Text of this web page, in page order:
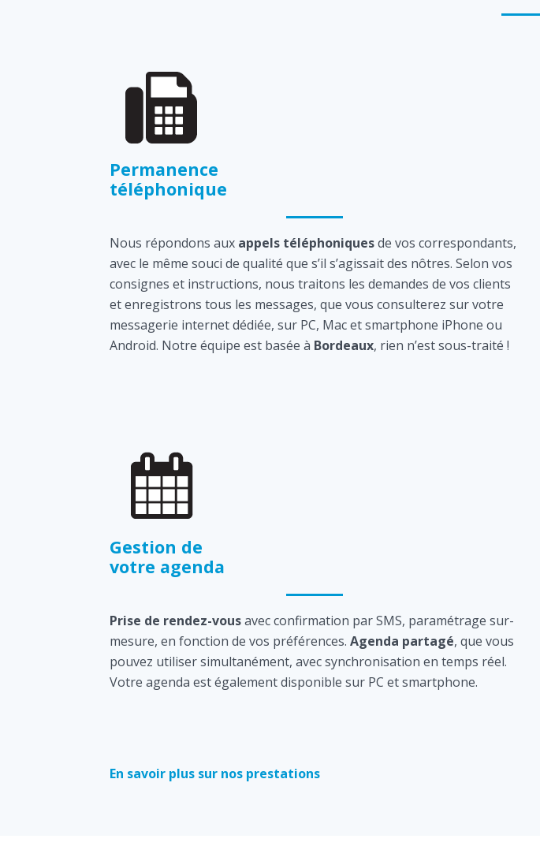
Permanence
téléphonique
Nous répondons aux appels téléphoniquesde vos correspondants,
avec le même souci de qualité que s’il s’agissait des nôtres. Selon vos
consignes et instructions, nous traitons les demandes de vos clients
et enregistrons tous les messages, que vous consulterez sur votre
messagerie internet dédiée, sur PC, Mac et smartphone iPhone ou
Android. Notre équipe est basée à Bordeaux, rien n’est sous-traité !
Gestion de
votre agenda
Prise de rendez-vousavec confirmation par SMS, paramétrage sur-
mesure, en fonction de vos préférences. Agenda partagé, que vous
pouvez utiliser simultanément, avec synchronisation en temps réel.
Votre agenda est également disponible sur PC et smartphone.
En savoir plus sur nos prestations